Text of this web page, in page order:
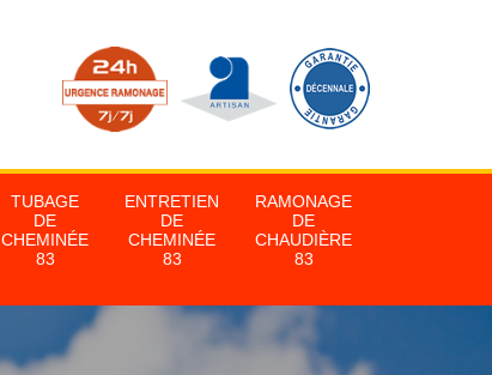
TUBAGE
DE
CHEMINÉE
83
ENTRETIEN
DE
CHEMINÉE
83
RAMONAGE
DE
CHAUDIÈRE
83